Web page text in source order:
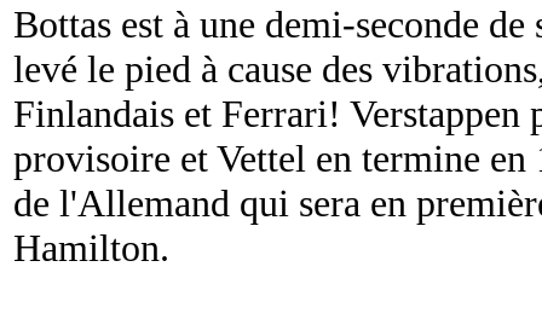
Bottas est à une demi-seconde
levé le pied à cause des
Finlandais et Ferrari! Verstappen
provisoire et Vettel en termine
de l'Allemand qui sera en
Hamilton.